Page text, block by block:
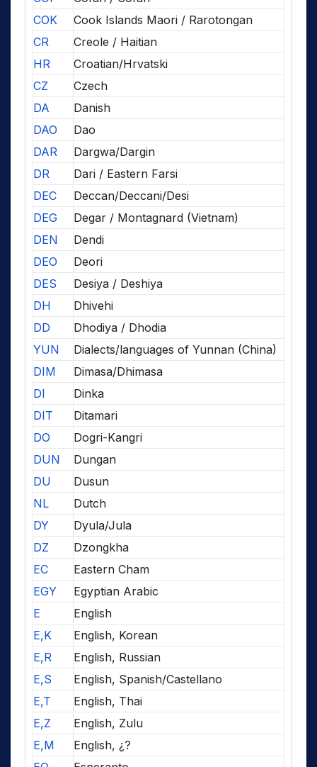
COK
Cook Islands Maori / Rarotongan
CR
Creole / Haitian
HR
Croatian/Hrvatski
CZ
Czech
DA
Danish
DAO
Dao
DAR
Dargwa/Dargin
DR
Dari / Eastern Farsi
DEC
Deccan/Deccani/Desi
DEG
Degar / Montagnard (Vietnam)
DEN
Dendi
DEO
Deori
DES
Desiya / Deshiya
DH
Dhivehi
DD
Dhodiya / Dhodia
YUN
Dialects/languages of Yunnan (China)
DIM
Dimasa/Dhimasa
DI
Dinka
DIT
Ditamari
DO
Dogri-Kangri
DUN
Dungan
DU
Dusun
NL
Dutch
DY
Dyula/Jula
DZ
Dzongkha
EC
Eastern Cham
EGY
Egyptian Arabic
E
English
E,K
English, Korean
E,R
English, Russian
E,S
English, Spanish/Castellano
E,T
English, Thai
E,Z
English, Zulu
E,M
English, ¿?